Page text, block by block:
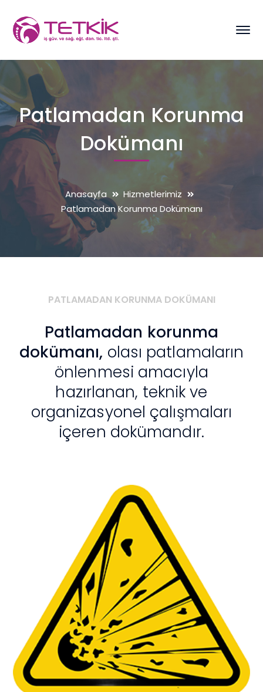
Patlamadan Korunma
Dokümanı
Anasayfa
Hizmetlerimiz
Patlamadan Korunma Dokümanı
PATLAMADAN KORUNMA DOKÜMANI
Patlamadan korunma
dokümanı, olası patlamaların
önlenmesi amacıyla
hazırlanan, teknik ve
organizasyonel çalışmaları
içeren dokümandır.